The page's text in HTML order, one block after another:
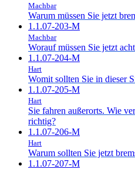
Machbar
Warum müssen Sie jetzt
1.1.07-203-M
Machbar
Worauf müssen Sie jetzt
1.1.07-204-M
Hart
Womit sollten Sie in dieser
1.1.07-205-M
Hart
Sie fahren außerorts. Wie
richtig?
1.1.07-206-M
Hart
Warum sollten Sie jetzt
1.1.07-207-M